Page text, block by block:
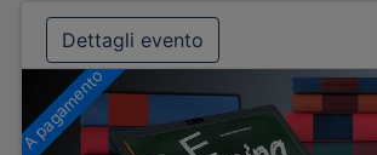
Dettagli evento
A pagamento